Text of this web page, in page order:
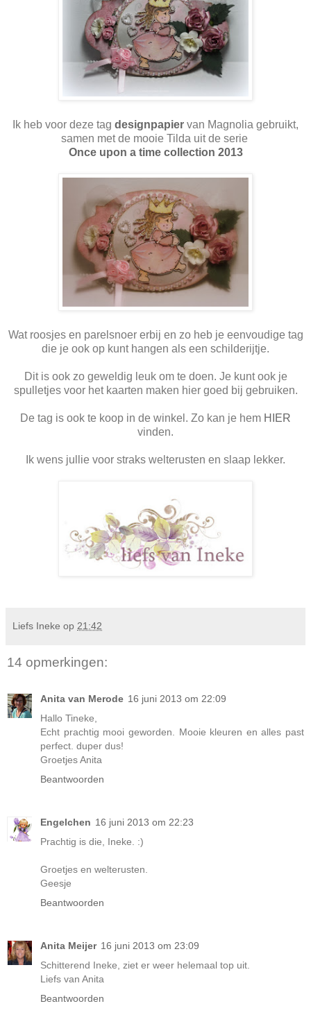
Ik heb voor deze tag designpapier van Magnolia gebruikt,
samen met de mooie Tilda uit de serie
Once upon a time collection 2013
Wat roosjes en parelsnoer erbij en zo heb je eenvoudige tag
die je ook op kunt hangen als een schilderijtje.
Dit is ook zo geweldig leuk om te doen. Je kunt ook je
spulletjes voor het kaarten maken hier goed bij gebruiken.
De tag is ook te koop in de winkel. Zo kan je hem HIER
vinden.
Ik wens jullie voor straks welterusten en slaap lekker.
Liefs Ineke op 21:42
14 opmerkingen:
Anita van Merode 16 juni 2013 om 22:09
Hallo Tineke,
Echt prachtig mooi geworden. Mooie kleuren en alles past
perfect. duper dus!
Groetjes Anita
Beantwoorden
Engelchen 16 juni 2013 om 22:23
Prachtig is die, Ineke. :)
Groetjes en welterusten.
Geesje
Beantwoorden
Anita Meijer 16 juni 2013 om 23:09
Schitterend Ineke, ziet er weer helemaal top uit.
Liefs van Anita
Beantwoorden